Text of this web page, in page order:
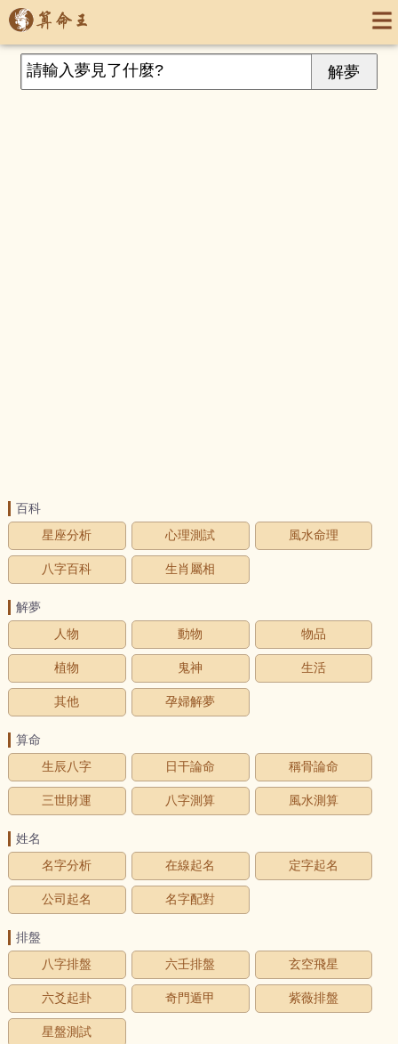
百科
星座分析
心理測試 風水命理
八字百科 生肖屬相
解夢
人物
動物 物品
植物 鬼神 生活
其他 孕婦解夢
算命
生辰八字
日干論命 稱骨論命
三世財運 八字測算 風水測算
姓名
名字分析
在線起名 定字起名
公司起名 名字配對
排盤
八字排盤
六壬排盤 玄空飛星
六爻起卦 奇門遁甲 紫薇排盤
星盤測試